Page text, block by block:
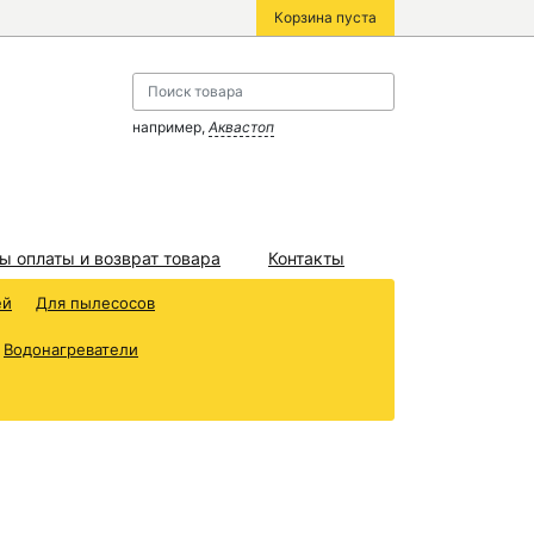
Корзина пуста
например, Аквастоп
оплаты и возврат товара Контакты
Для пылесосов
Водонагреватели